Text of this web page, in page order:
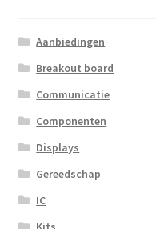
Aanbiedingen
Breakout board
Communicatie
Componenten
Displays
Gereedschap
IC